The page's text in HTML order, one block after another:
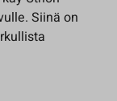
Siinä on